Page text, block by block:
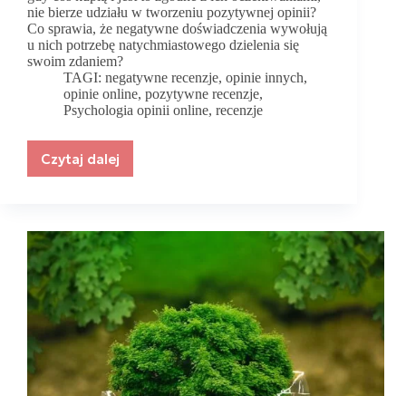
nie bierze udziału w tworzeniu pozytywnej opinii?
Co sprawia, że negatywne doświadczenia wywołują
u nich potrzebę natychmiastowego dzielenia się
swoim zdaniem?
TAGI: negatywne recenzje,opinie innych,
opinie online, pozytywne recenzje,
Psychologia opinii online, recenzje
Czytaj dalej
Psychologia
klienci
milczą,
gdy
jest
dobrze,
a
krzyczą,
jest
źle?